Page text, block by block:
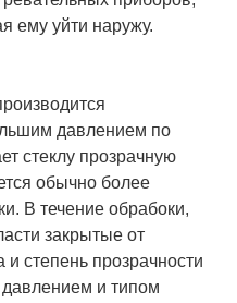
ему уйти наружу.
давлением по
стеклу прозрачную
обычно более
В течение обрабоки,
закрытые от
и степень прозрачности
давлением и типом